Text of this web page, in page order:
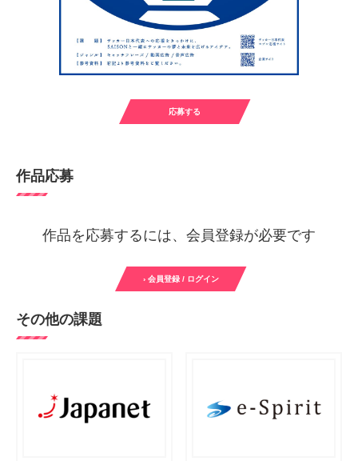
応募する
作品応募
作品を応募するには、会員登録が必要です
› 会員登録 / ログイン
その他の課題